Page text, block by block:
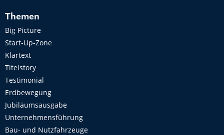
Themen
Big Picture
Start-Up-Zone
Klartext
Titelstory
Testimonial
Erdbewegung
Jubiläumsausgabe
Unternehmensführung
Bau- und Nutzfahrzeuge